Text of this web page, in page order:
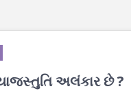
અલંકાર છે ?